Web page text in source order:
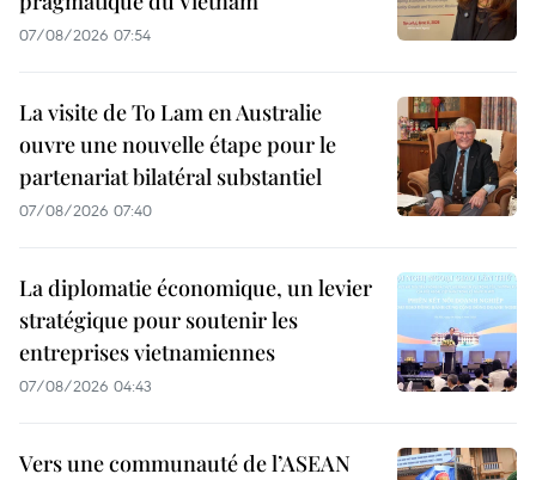
07/08/2026 07:54
La visite de To Lam en Australie
ouvre une nouvelle étape pour le
partenariat bilatéral substantiel
07/08/2026 07:40
La diplomatie économique, un levier
stratégique pour soutenir les
entreprises vietnamiennes
07/08/2026 04:43
Vers une communauté de l’ASEAN